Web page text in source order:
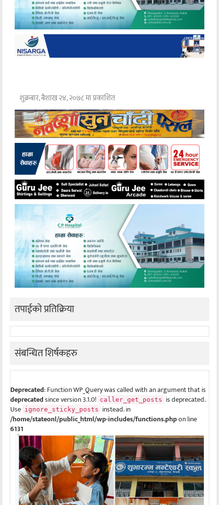
शुक्रबार, बैशाख २४, २०७८ मा प्रकाशित
तपाईको प्रतिक्रिया
संबन्धित शिर्षकहरु
Deprecated: Function WP_Query was called with an argument that is
deprecatedsince version 3.1.0! caller_get_posts is deprecated.
Use ignore_sticky_posts instead. in
/home/stateonl/public_html/wp-includes/functions.phpon line
6131